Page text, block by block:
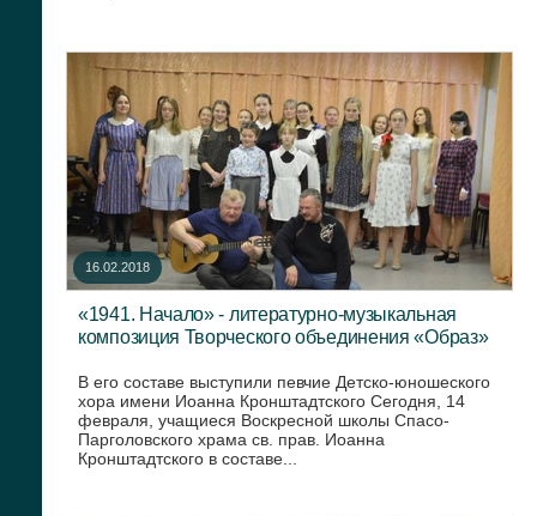
16.02.2018
«1941. Начало» - литературно-музыкальная
композиция Творческого объединения «Образ»
В его составе выступили певчие Детско-юношеского
хора имени Иоанна Кронштадтского Сегодня, 14
февраля, учащиеся Воскресной школы Спасо-
Парголовского храма св. прав. Иоанна
Кронштадтского в составе...